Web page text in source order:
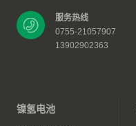
服务热线
0755-21057907
13902902363
镍氢电池